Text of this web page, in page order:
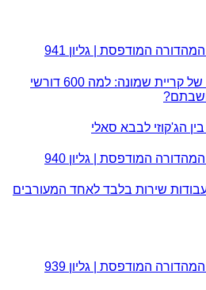
המודפסת | גליון 941
המספרים המפתיעים של קריית שמונה: למה 600 דורשי
הג'קוזי לבבא סאלי
המודפסת | גליון 940
שירות בלבד לאחד המעורבים
המודפסת | גליון 939